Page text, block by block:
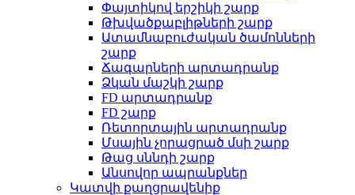
Փայտիկով երշիկի շարք
Թխվածքաբլիթների շարք
Ատամնաբուժական ծամոնների
շարք
Ճագարների արտադրանք
Ձկան մաշկի շարք
FD արտադրանք
FD շարք
Ռետորտային արտադրանք
Մսային չորացրած մսի շարք
Թաց սննդի շարք
Անսովոր ապրանքներ
Կատվի քաղցրավենիք